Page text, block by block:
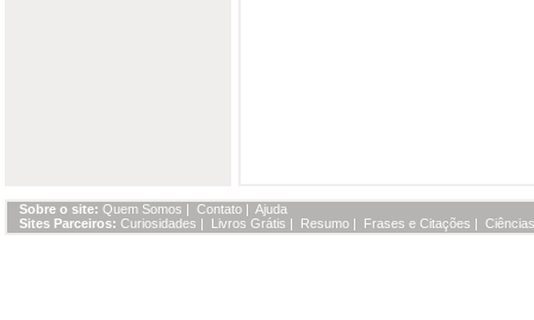
Sobre o site: Quem Somos | Contato | Ajuda
Sites Parceiros: Curiosidades | Livros Grátis | Resumo | Frases e Citações |